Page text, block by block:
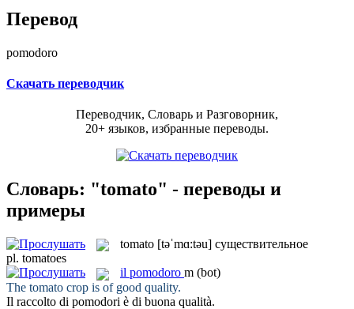
Перевод
pomodoro
Скачать переводчик
Переводчик, Словарь и Разговорник,
20+ языков, избранные переводы.
Словарь: "tomato" - переводы и
примеры
tomato [təˈmɑ:təu] существительное
pl. tomatoes
il pomodoro m (bot)
The tomato crop is of good quality.
Il raccolto di pomodori è di buona qualità.